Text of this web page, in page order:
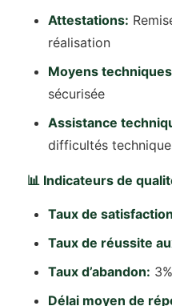
Attestations:
réalisation
Moyens
sécurisée
Assistance
difficultés
📊 Indicateurs de
Taux de
Taux de réussite
Taux d’abandon: 3%
Délai moyen de